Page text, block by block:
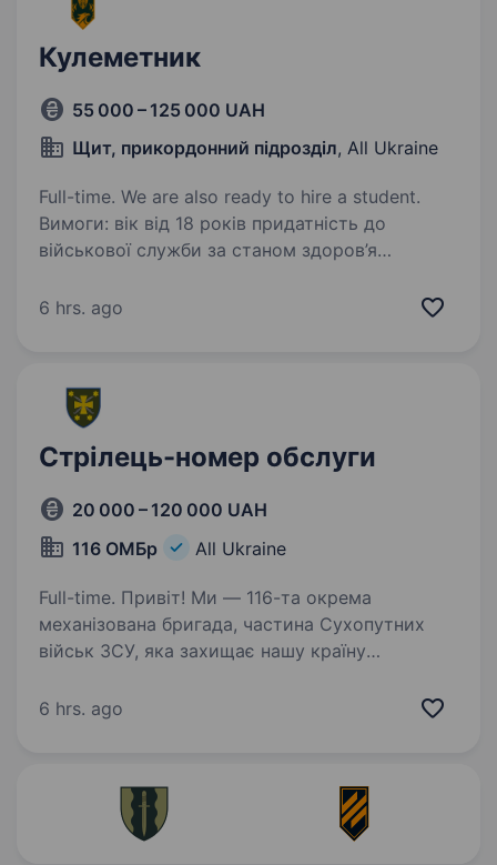
Кулеметник
55 000 – 125 000 UAH
Щит, прикордонний підрозділ, All Ukraine
Full-time. We are also ready to hire a student.
Вимоги: вік від 18 років придатність до
військової служби за станом здоров’я
готовність працювати в зоні активних бойових
6 hrs. ago
Стрілець-номер обслуги
20 000 – 120 000 UAH
116 ОМБр
All Ukraine
Full-time. Привіт! Ми — 116-та окрема
механізована бригада, частина Сухопутних
військ ЗСУ, яка захищає нашу країну
бути частиною справжньої команди, вносити
6 hrs. ago